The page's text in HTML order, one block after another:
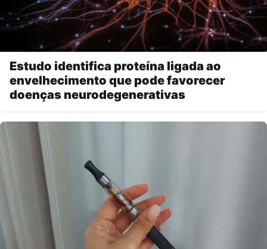
Estudo identifica proteína ligada ao
envelhecimento que pode favorecer
doenças neurodegenerativas